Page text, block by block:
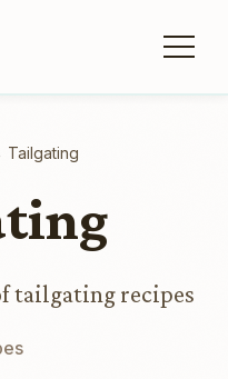
Tailgating
tailgating recipes